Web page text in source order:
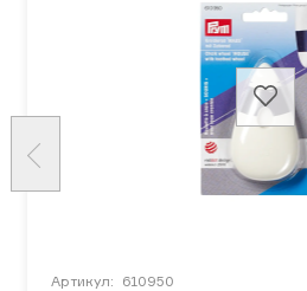
Артикул: 610950